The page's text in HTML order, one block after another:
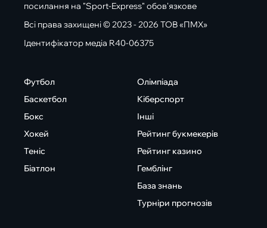
посилання на "Sport-Express" обов'язкове
Всі права захищені © 2023 - 2026 ТОВ «ПМХ»
Ідентифікатор медіа R40-06375
Футбол
Баскетбол
Бокс
Хокей
Теніс
Біатлон
Олімпіада
Кіберспорт
Інші
Рейтинг букмекерів
Рейтинг казино
Гемблінг
База знань
Турніри прогнозів